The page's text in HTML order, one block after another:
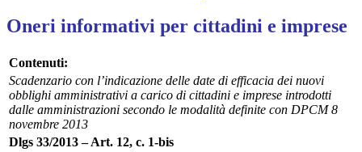
Oneri informativi per cittadini e imprese
Contenuti:
Scadenzario con l’indicazione delle date di efficacia dei nuovi
obblighi amministrativi a carico di cittadini e imprese introdotti
dalle amministrazioni secondo le modalità definite con DPCM 8
novembre 2013
Dlgs 33/2013 – Art. 12, c. 1-bis